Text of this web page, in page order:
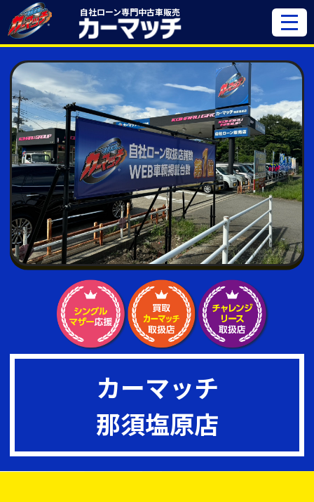
自社ローン専門中古車販売
カーマッチ
那須塩原店